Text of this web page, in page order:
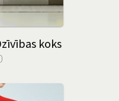
koks